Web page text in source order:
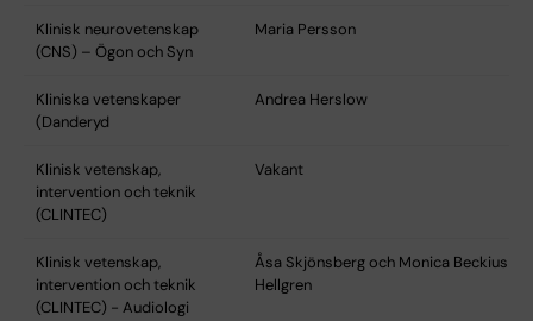
Klinisk neurovetenskap
(CNS) – Ögon och Syn
Maria Persson
Kliniska vetenskaper
(Danderyd
Andrea Herslow
Klinisk vetenskap,
intervention och teknik
(CLINTEC)
Vakant
Klinisk vetenskap,
intervention och teknik
(CLINTEC) - Audiologi
Åsa Skjönsberg och Monica Beckius
Hellgren